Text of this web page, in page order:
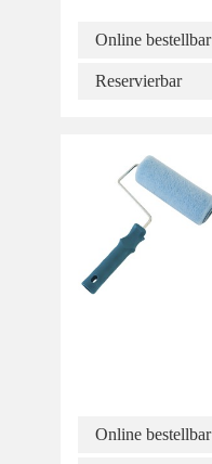
Online bestellbar
Reservierbar
Online bestellbar